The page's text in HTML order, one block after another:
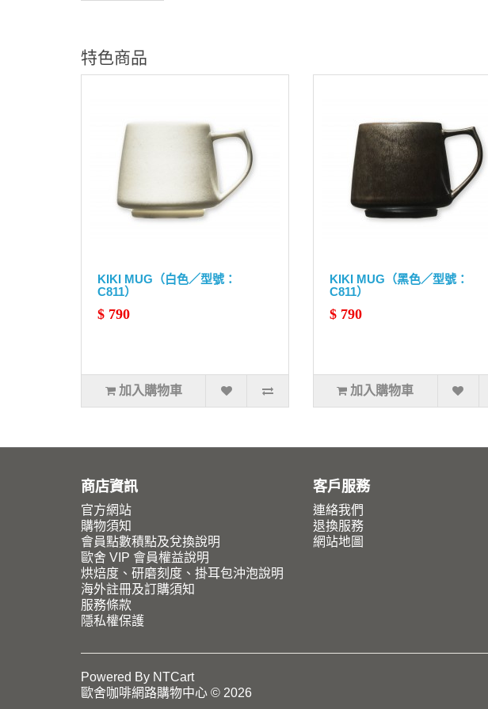
特色商品
KIKI MUG（白色／型號：
C811）
$ 790
加入購物車
KIKI MUG（黑色／型號：
C811）
$ 790
加入購物車
商店資訊
官方網站
購物須知
會員點數積點及兌換說明
歐舍 VIP 會員權益說明
烘焙度、研磨刻度、掛耳包沖泡說明
海外註冊及訂購須知
服務條款
隱私權保護
客戶服務
連絡我們
退換服務
網站地圖
Powered By NTCart
歐舍咖啡網路購物中心 © 2026